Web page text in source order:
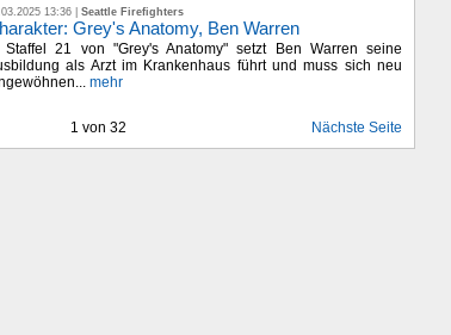
13:36 | Seattle Firefighters
Grey's Anatomy, Ben Warren
Staffel 21 von "Grey's Anatomy" setzt Ben Warren seine
als Arzt im Krankenhaus führt und muss sich neu
mehr
1 von 32 Nächste Seite